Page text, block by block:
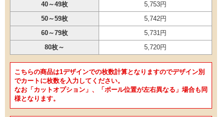
40～49枚
5,753円
50～59枚
5,742円
60～79枚
5,731円
80枚～
5,720円
こちらの商品は1デザインでの枚数計算となりますのでデザイン別
でカートに枚数を入力してください。
なお「カットオプション」、「ポール位置が左右異なる」場合も同
様となります。